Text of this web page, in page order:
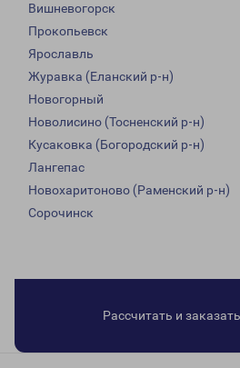
Вишневогорск
Прокопьевск
Ярославль
Журавка (Еланский р-н)
Новогорный
Новолисино (Тосненский р-н)
Кусаковка (Богородский р-н)
Лангепас
Новохаритоново (Раменский р-н)
Сорочинск
Рассчитать и